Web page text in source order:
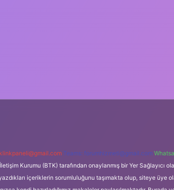
Teams: forumhizmeti@gmail.com
Kurumu (BTK) tarafından onaylanmış bir Yer
içeriklerin sorumluluğunu taşımakta olup, siteye üye